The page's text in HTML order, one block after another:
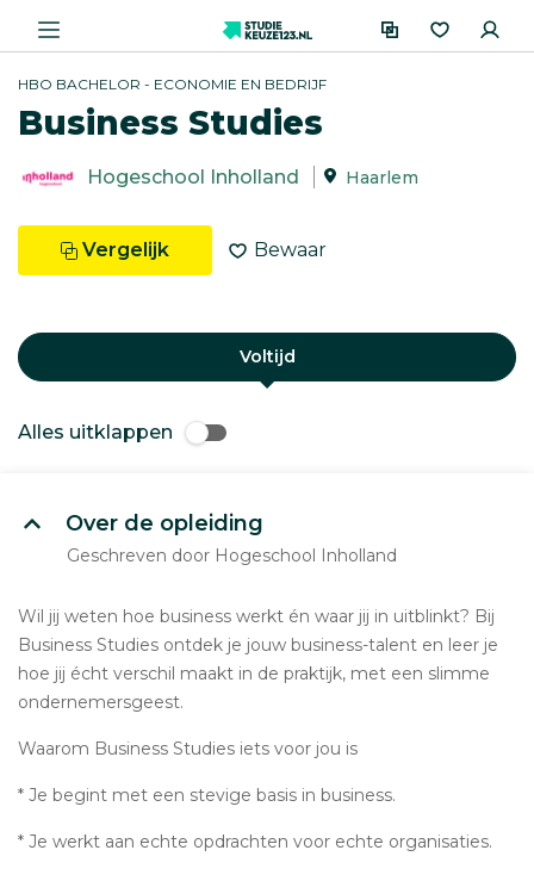
HBO BACHELOR - ECONOMIE EN BEDRIJF
Business Studies
Hogeschool Inholland Haarlem
Vergelijk Bewaar
Voltijd
Alles uitklappen
Over de opleiding
Geschreven door Hogeschool Inholland
Wil jij weten hoe business werkt én waar jij in uitblinkt? Bij
Business Studies ontdek je jouw business-talent en leer je
hoe jij écht verschil maakt in de praktijk, met een slimme
ondernemersgeest.
Waarom Business Studies iets voor jou is
* Je begint met een stevige basis in business.
* Je werkt aan echte opdrachten voor echte organisaties.